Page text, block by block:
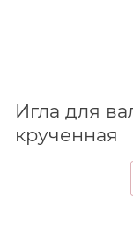
Игла для
крученная